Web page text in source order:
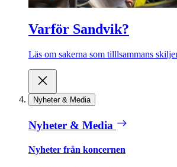
Varför Sandvik?
Läs om sakerna som tilllsammans
Nyheter & Media
Nyheter & Media
Nyheter från koncernen